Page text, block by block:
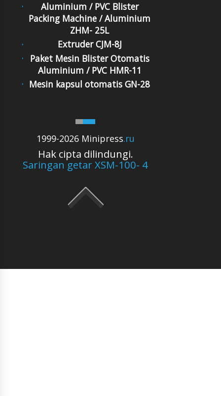
1999-2026 Minipress.ru
Hak cipta dilindungi.
Saringan getar XSM-100- 4
Aluminium / PVC Blister
Packing Machine / Aluminium
ZHM- 25L
Extruder CJM-8J
Paket Mesin Blister Otomatis
Aluminium / PVC HMR-11
Mesin kapsul otomatis GN-28